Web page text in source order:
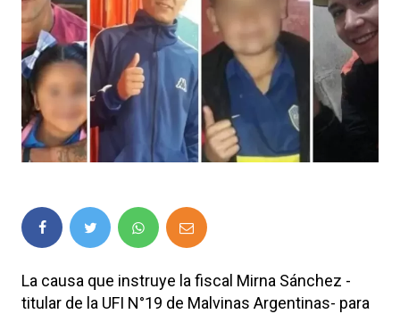
La causa que instruye la fiscal Mirna Sánchez -
titular de la UFI N°19 de Malvinas Argentinas- para